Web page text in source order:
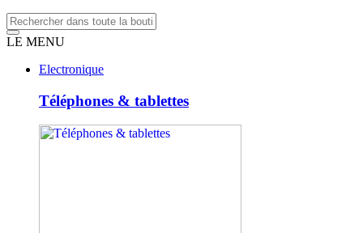
LE MENU
Electronique
Téléphones & tablettes